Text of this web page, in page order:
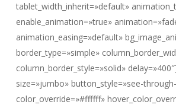
tablet_width_inherit=»default»
enable_animation=»true»
animation_easing=»default»
border_type=»simple»
column_border_style=»solid»
size=»jumbo» button_style=»see-
color_override=»#ffffff»